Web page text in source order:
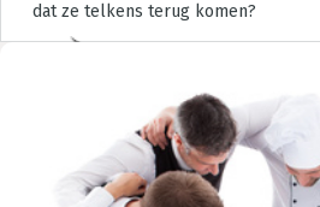
dat ze telkens terug komen?